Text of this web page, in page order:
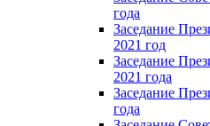
года
Заседание
2021 год
Заседание
2021 года
Заседание
года